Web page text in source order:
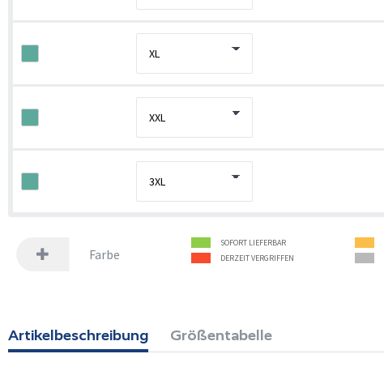
Farbe
SOFORT LIEFERBAR
DERZEIT VERGRIFFEN
Artikelbeschreibung Größentabelle